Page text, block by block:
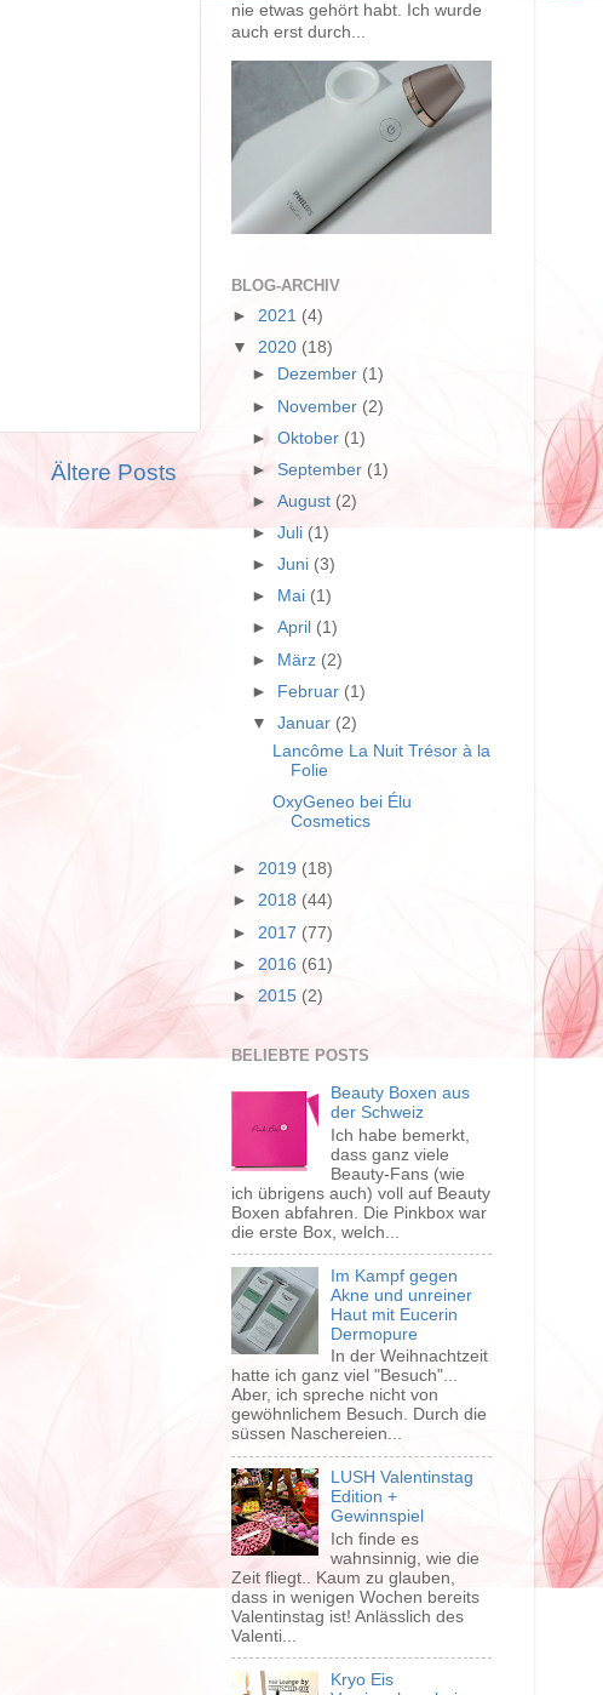
Ältere Posts
nie etwas gehört habt. Ich wurde
auch erst durch...
BLOG-ARCHIV
► 2021 (4)
▼ 2020 (18)
►
Dezember (1)
► November (2)
►Oktober (1)
► September (1)
►August (2)
►Juli (1)
►Juni (3)
►
Mai (1)
►April (1)
► März (2)
► Februar (1)
▼Januar (2)
Lancôme La Nuit Trésor à la
Folie
OxyGeneo bei Élu
Cosmetics
► 2019 (18)
► 2018 (44)
► 2017 (77)
► 2016 (61)
► 2015 (2)
BELIEBTE POSTS
Beauty Boxen aus
der Schweiz
Ich habe bemerkt,
dass ganz viele
Beauty-Fans (wie
ich übrigens auch) voll auf Beauty
Boxen abfahren. Die Pinkbox war
die erste Box, welch...
Im Kampf gegen
Akne und unreiner
Haut mit Eucerin
Dermopure
In der Weihnachtzeit
hatte ich ganz viel "Besuch"...
Aber, ich spreche nicht von
gewöhnlichem Besuch. Durch die
süssen Naschereien...
LUSH Valentinstag
Edition +
Gewinnspiel
Ich finde es
wahnsinnig, wie die
Zeit fliegt.. Kaum zu glauben,
dass in wenigen Wochen bereits
Valentinstag ist! Anlässlich des
Valenti...
Kryo Eis